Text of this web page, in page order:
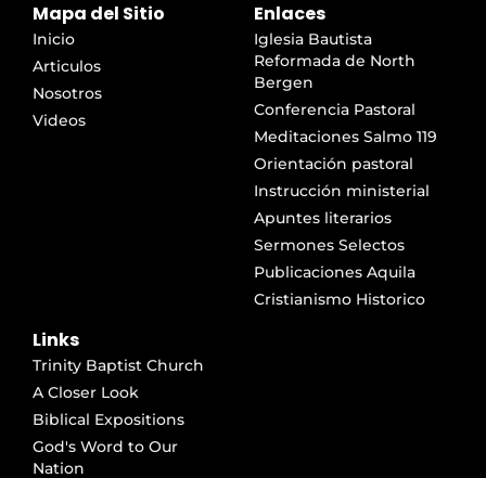
Mapa del Sitio
Inicio
Articulos
Nosotros
Videos
Enlaces
Iglesia Bautista
Reformada de North
Bergen
Conferencia Pastoral
Meditaciones Salmo 119
Orientación pastoral
Instrucción ministerial
Apuntes literarios
Sermones Selectos
Publicaciones Aquila
Cristianismo Historico
Links
Trinity Baptist Church
A Closer Look
Biblical Expositions
God's Word to Our
Nation